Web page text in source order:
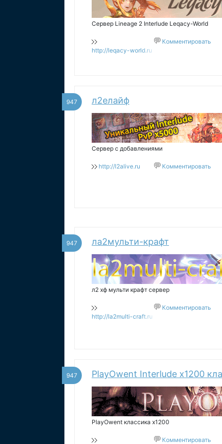
Сервер Lineage 2 Interlude Leqacy-World
http://leqacy-world.ru
Комментировать
947 л2елайф
Сервер с добавлениями
http://l2alive.ru Комментировать
947 ла2мульти-крафт
л2 хф мульти крафт сервер
http://la2multi-craft.ru
Комментировать
947 PlayOwent Interlude x1200
PlayOwent классика x1200
Комментировать